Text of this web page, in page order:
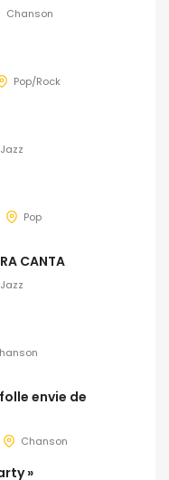
Chanson
Pop/Rock
Jazz
Pop
CANTA
Jazz
folle envie de
Chanson
»